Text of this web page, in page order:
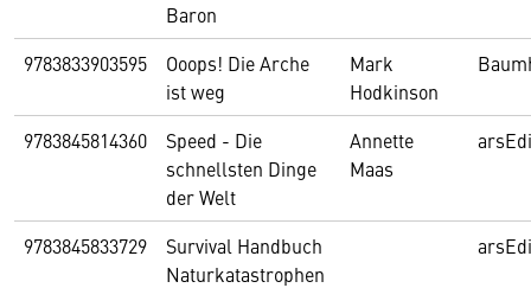
Baron
9783833903595
Ooops! Die Arche
ist weg
Mark
Hodkinson
9783845814360
Speed - Die
schnellsten Dinge
der Welt
Annette
Maas
9783845833729
Survival Handbuch
Naturkatastrophen